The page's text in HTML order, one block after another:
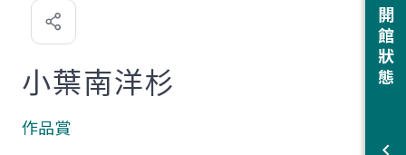
開館狀態
喜
歡
小葉南洋杉
作品賞